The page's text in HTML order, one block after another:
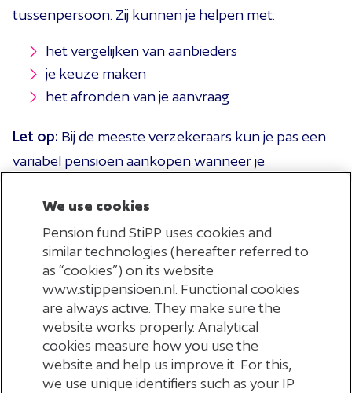
tussenpersoon. Zij kunnen je helpen met:
het vergelijken van aanbieders
je keuze maken
het afronden van je aanvraag
Let op: Bij de meeste verzekeraars kun je pas een
variabel pensioen aankopen wanneer je
Zo geef je je keuze door
Laat ons uiterlijkéén maand voor je gewenste
pensioendatumweten welke keuze je maakt. Heb
je gekozen voor een andere aanbieder? Stuur dan
de ondertekende offerte naar ons viahet
contactformulier . Zodra wij de offerte hebben
We use cookies
Pension fund StiPP uses cookies and
similar technologies (hereafter referred to
as “cookies”) on its website
www.stippensioen.nl. Functional cookies
are always active. They make sure the
website works properly. Analytical
cookies measure how you use the
website and help us improve it. For this,
we use unique identifiers such as your IP